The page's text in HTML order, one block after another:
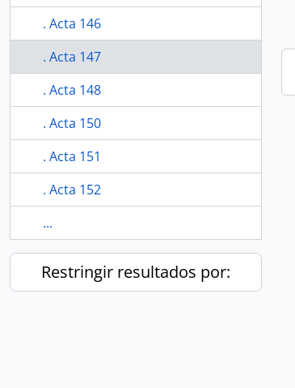
. Acta 146
. Acta 147
. Acta 148
. Acta 150
. Acta 151
. Acta 152
...
Restringir resultados por: